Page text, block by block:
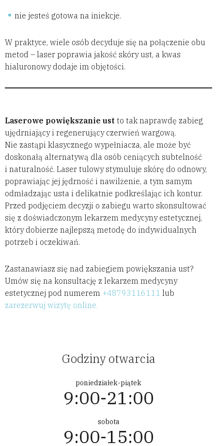
nie jesteś gotowa na iniekcje.
W praktyce, wiele osób decyduje się na połączenie obu
metod – laser poprawia jakość skóry ust, a kwas
hialuronowy dodaje im objętości.
Laserowe powiększanie ust to tak naprawdę zabieg
ujędrniający i regenerujący czerwień wargową.
Nie zastąpi klasycznego wypełniacza, ale może być
doskonałą alternatywą dla osób ceniących subtelność
i naturalność. Laser tulowy stymuluje skórę do odnowy,
poprawiając jej jędrność i nawilżenie, a tym samym
odmładzając usta i delikatnie podkreślając ich kontur.
Przed podjęciem decyzji o zabiegu warto skonsultować
się z doświadczonym lekarzem medycyny estetycznej,
który dobierze najlepszą metodę do indywidualnych
potrzeb i oczekiwań.
Zastanawiasz się nad zabiegiem powiększania ust?
Umów się na konsultację z lekarzem medycyny
estetycznej pod numerem +48793116111 lub
zarezerwuj wizytę online.
Godziny otwarcia
poniedziałek-piątek
9:00-21:00
sobota
9:00-15:00